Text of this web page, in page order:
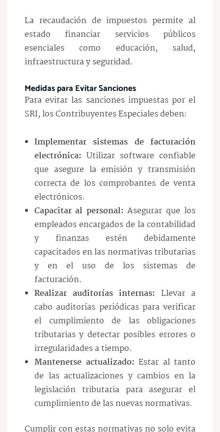
La recaudación de impuestos permite al
estado financiar servicios públicos
esenciales como educación, salud,
infraestructura y seguridad.
Medidas para Evitar Sanciones
Para evitar las sanciones impuestas por el
SRI, los Contribuyentes Especiales deben:
Implementar sistemas de facturación
electrónica: Utilizar software confiable
que asegure la emisión y transmisión
correcta de los comprobantes de venta
electrónicos.
Capacitar al personal: Asegurar que los
empleados encargados de la contabilidad
y finanzas estén debidamente
capacitados en las normativas tributarias
y en el uso de los sistemas de
facturación.
Realizar auditorías internas: Llevar a
cabo auditorías periódicas para verificar
el cumplimiento de las obligaciones
tributarias y detectar posibles errores o
irregularidades a tiempo.
Mantenerse actualizado: Estar al tanto
de las actualizaciones y cambios en la
legislación tributaria para asegurar el
cumplimiento de las nuevas normativas.